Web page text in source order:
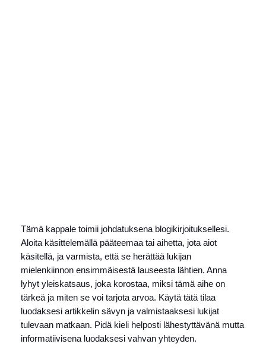
Tämä kappale toimii johdatuksena blogikirjoituksellesi.
Aloita käsittelemällä pääteemaa tai aihetta, jota aiot
käsitellä, ja varmista, että se herättää lukijan
mielenkiinnon ensimmäisestä lauseesta lähtien. Anna
lyhyt yleiskatsaus, joka korostaa, miksi tämä aihe on
tärkeä ja miten se voi tarjota arvoa. Käytä tätä tilaa
luodaksesi artikkelin sävyn ja valmistaaksesi lukijat
tulevaan matkaan. Pidä kieli helposti lähestyttävänä mutta
informatiivisena luodaksesi vahvan yhteyden.